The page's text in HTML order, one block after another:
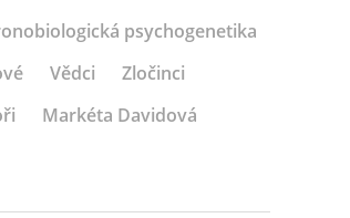
psychogenetika
Vědci
Zločinci
Markéta Davidová